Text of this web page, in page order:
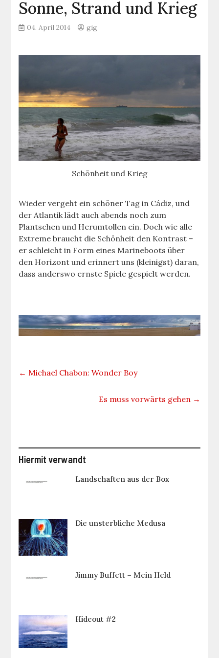
Sonne, Strand und Krieg
04. April 2014 gig
Schönheit und Krieg
Wieder vergeht ein schöner Tag in Cádiz, und
der Atlantik lädt auch abends noch zum
Plantschen und Herumtollen ein. Doch wie alle
Extreme braucht die Schönheit den Kontrast –
er schleicht in Form eines Marineboots über
den Horizont und erinnert uns (kleinigst) daran,
dass anderswo ernste Spiele gespielt werden.
← Michael Chabon: Wonder Boy
Es muss vorwärts gehen →
Hiermit verwandt
Landschaften aus der Box
Die unsterbliche Medusa
Jimmy Buffett – Mein Held
Hideout #2